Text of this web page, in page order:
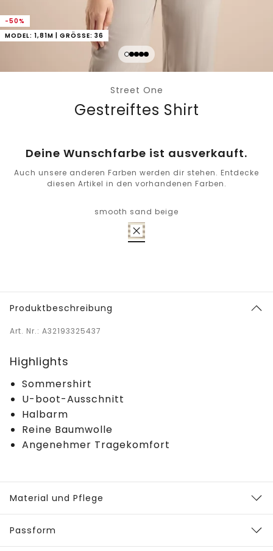
-50%
MODEL: 1,81M | GRÖSSE: 36
Street One
Gestreiftes Shirt
Deine Wunschfarbe ist ausverkauft.
Auch unsere anderen Farben werden dir stehen. Entdecke
diesen Artikel in den vorhandenen Farben.
smooth sand beige
Produktbeschreibung
Art. Nr.: A32193325437
Highlights
Sommershirt
U-boot-Ausschnitt
Halbarm
Reine Baumwolle
Angenehmer Tragekomfort
Material und Pflege
Passform